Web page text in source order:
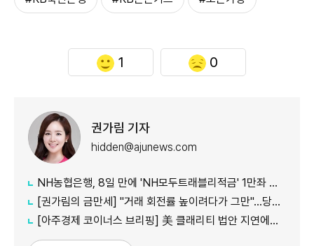
1 0
권가림 기자
hidden@ajunews.com
NH농협은행, 8일 만에 'NH모두트래블리적금' 1만좌 조기 완판
[권가림의 금만세] "거래 회전률 높이려다가 그만"…당국, 은행 'ETF 신탁' 수술대
[아주경제 코이너스 브리핑] 美 클래리티 법안 지연에도…비트코인 6만4500달러로 상승